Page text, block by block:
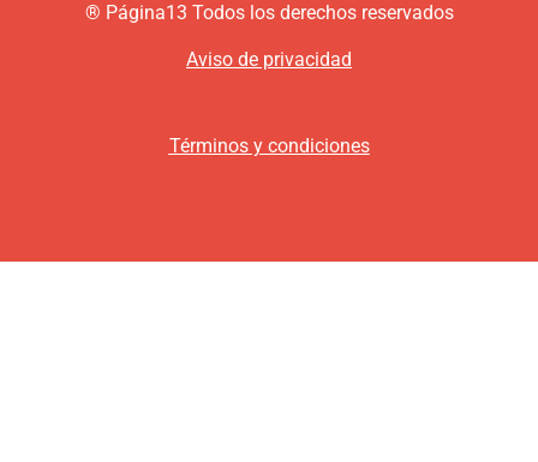
® Página13 Todos los derechos reservados
Aviso de privacidad
Términos y condiciones